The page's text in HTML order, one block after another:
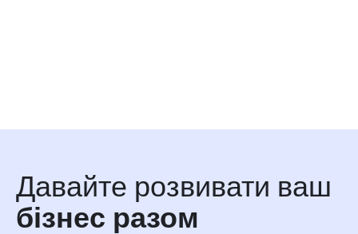
Давайте розвивати ваш
бізнес разом